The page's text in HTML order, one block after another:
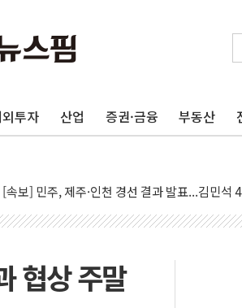
투자 산업 증권·금융 부동산
울진·영덕 '호우특보'-포항 '산사태 주의보'...경
[종합] 김민석, 정청래에 '0.86%p' 차 재역전
김민석, 2주차 제주·인천 경선서 정청래에 승리
인사하는 김민석 당대표 후보
[속보] 민주, 인천 경선 결과 발표...김민석
[속보] 민주, 제주 경선 결과 발표...김민석
美, 이란전 출구전략 만지작…공습 한계·탄약 부
강릉·동해·삼척 시간당 최대 50㎜ 폭우…강원 동
협상 주말